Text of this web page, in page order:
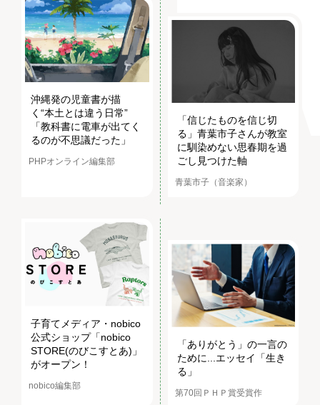
沖縄発の児童書が描
く“本土とは違う日常”
「教科書に電車が出てく
るのが不思議だった」
PHPオンライン編集部
「信じたものを信じ切
る」青葉市子さんが教室
に馴染めない思春期を過
ごし見つけた軸
青葉市子（音楽家）
子育てメディア・nobico
公式ショップ「nobico
STORE(のびこすとあ)」
がオープン！
nobico編集部
「ありがとう」の一言の
ために...エッセイ「生き
る」
第70回ＰＨＰ賞受賞作